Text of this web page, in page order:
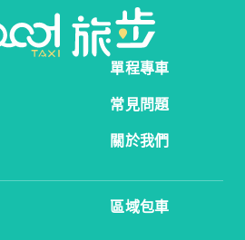
單程專車
常見問題
關於我們
區域包車